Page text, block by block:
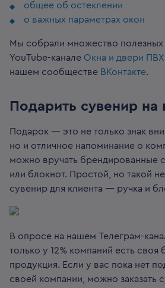
общее об остеклении
о важных параметрах окон
Мы собрали множество
YouTube-канале Окна и двери ПВХ
нашем сообществе ВКонтакте.
Подарить сувенир на
Подарок — это не только знак
но и отличное напоминание о
можно вручать брендированные
или блокнот. Простой, но такой
сувенир для клиента — ручка и
В опросе на нашем Телеграм-
только у 12% компаний есть своя
продукция. Если у вас пока нет
своей компании, можно заказать